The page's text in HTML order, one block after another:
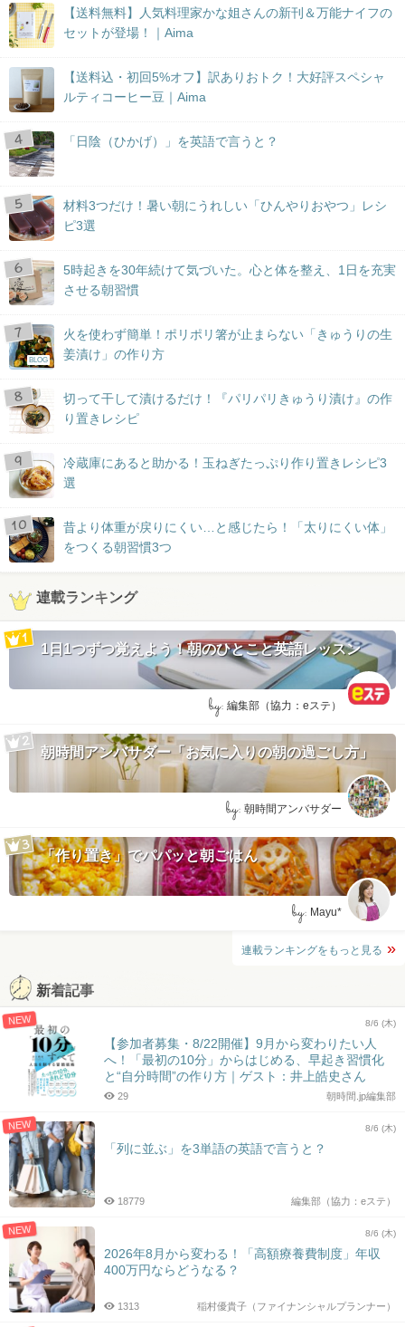
【送料無料】人気料理家かな姐さんの新刊＆万能ナイフの
セットが登場！｜Aima
【送料込・初回5%オフ】訳ありおトク！大好評スペシャ
ルティコーヒー豆｜Aima
「日陰（ひかげ）」を英語で言うと？
材料3つだけ！暑い朝にうれしい「ひんやりおやつ」レシ
ピ3選
5時起きを30年続けて気づいた。心と体を整え、1日を充実
させる朝習慣
BLOG
火を使わず簡単！ポリポリ箸が止まらない「きゅうりの生
姜漬け」の作り方
切って干して漬けるだけ！『パリパリきゅうり漬け』の作
り置きレシピ
冷蔵庫にあると助かる！玉ねぎたっぷり作り置きレシピ3
選
昔より体重が戻りにくい…と感じたら！「太りにくい体」
をつくる朝習慣3つ
連載ランキング
1日1つずつ覚えよう！朝のひとこと英語レッスン
by: 編集部（協力：eステ）
朝時間アンバサダー「お気に入りの朝の過ごし方」
by: 朝時間アンバサダー
「作り置き」でパパッと朝ごはん
by: Mayu*
連載ランキングをもっと見る
新着記事
NEW 8/6 (木)
【参加者募集・8/22開催】9月から変わりたい人
へ！「最初の10分」からはじめる、早起き習慣化
と“自分時間”の作り方｜ゲスト：井上皓史さん
朝時間.jp編集部
29
NEW 8/6 (木)
「列に並ぶ」を3単語の英語で言うと？
編集部（協力：eステ）
18779
NEW 8/6 (木)
2026年8月から変わる！「高額療養費制度」年収
400万円ならどうなる？
稲村優貴子（ファイナンシャルプランナー）
1313